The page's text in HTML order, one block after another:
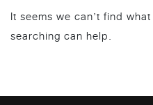
It seems we can’t find
searching can help.